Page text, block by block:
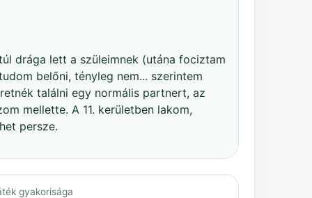
drága lett a szüleimnek (utána fociztam
belőni, tényleg nem... szerintem
találni egy normális partnert, az
mellette. A 11. kerületben lakom,
persze.
gyakorisága